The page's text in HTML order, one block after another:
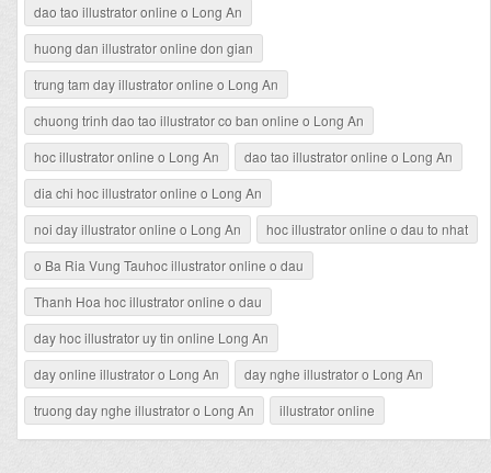
dao tao illustrator online o Long An
huong dan illustrator online don gian
trung tam day illustrator online o Long An
chuong trinh dao tao illustrator co ban online o Long An
hoc illustrator online o Long An
dao tao illustrator online o Long An
dia chi hoc illustrator online o Long An
noi day illustrator online o Long An
hoc illustrator online o dau to nhat
o Ba Ria Vung Tauhoc illustrator online o dau
Thanh Hoa hoc illustrator online o dau
day hoc illustrator uy tin online Long An
day online illustrator o Long An
day nghe illustrator o Long An
truong day nghe illustrator o Long An
illustrator online